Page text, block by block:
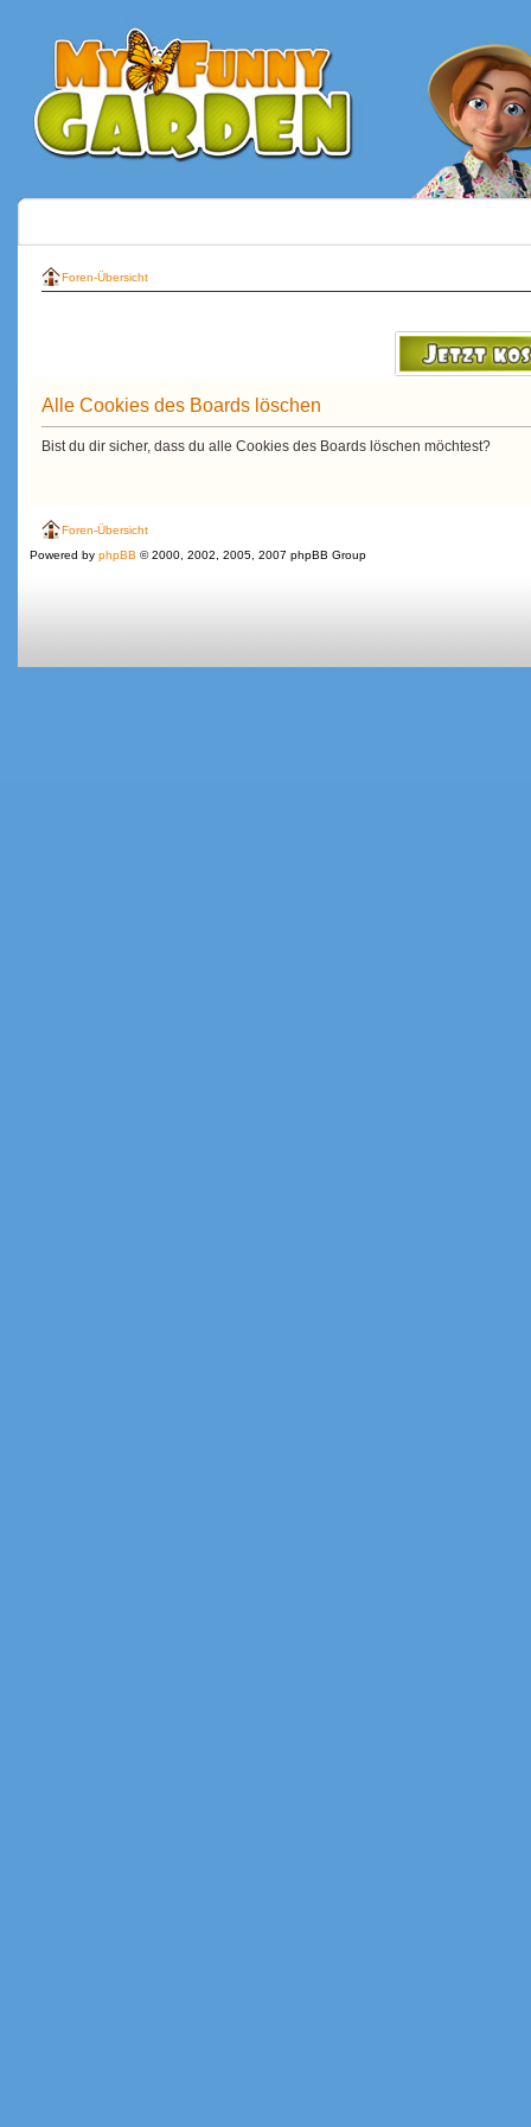
Foren-Übersicht
Alle Cookies des Boards löschen
Bist du dir sicher, dass du alle Cookies des Boards löschen möchtest?
Foren-Übersicht
Powered by phpBB © 2000, 2002, 2005, 2007 phpBB Group